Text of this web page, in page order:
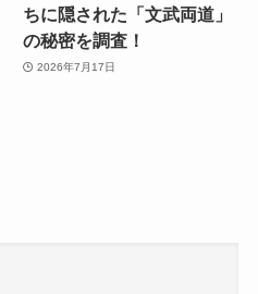
ちに隠された「文武両道」
の秘密を調査！
2026年7月17日